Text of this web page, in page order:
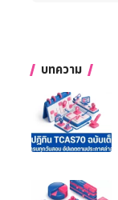
บทความ